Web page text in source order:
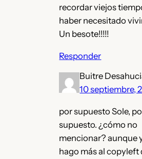
recordar viejos
haber necesitado
Un besote!!!!!
Responder
Buitre
10 septiembre,
por supuesto Sole,
supuesto. ¿cómo no
mencionar? aunque
hago más al copyleft